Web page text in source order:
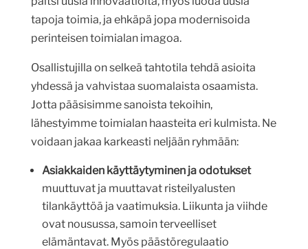
tapoja toimia, ja ehkäpä jopa modernisoida
perinteisen toimialan imagoa.
Osallistujilla on selkeä tahtotila tehdä asioita
yhdessä ja vahvistaa suomalaista osaamista.
Jotta pääsisimme sanoista tekoihin,
lähestyimme toimialan haasteita eri kulmista. Ne
voidaan jakaa karkeasti neljään ryhmään:
Asiakkaiden käyttäytyminen ja odotukset
muuttuvat ja muuttavat risteilyalusten
tilankäyttöä ja vaatimuksia. Liikunta ja viihde
ovat nousussa, samoin terveelliset
elämäntavat. Myös päästöregulaatio